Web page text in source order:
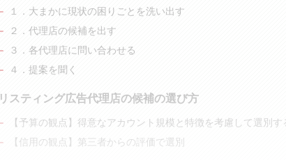
１．大まかに現状の困りごとを洗い出す
２．代理店の候補を出す
３．各代理店に問い合わせる
４．提案を聞く
リスティング広告代理店の候補の選び方
【予算の観点】得意なアカウント規模と特徴を考慮して選別す
【信用の観点】第三者からの評価で選別